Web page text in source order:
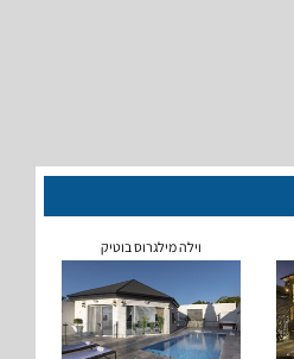
וילה מילגרוס בוטיק